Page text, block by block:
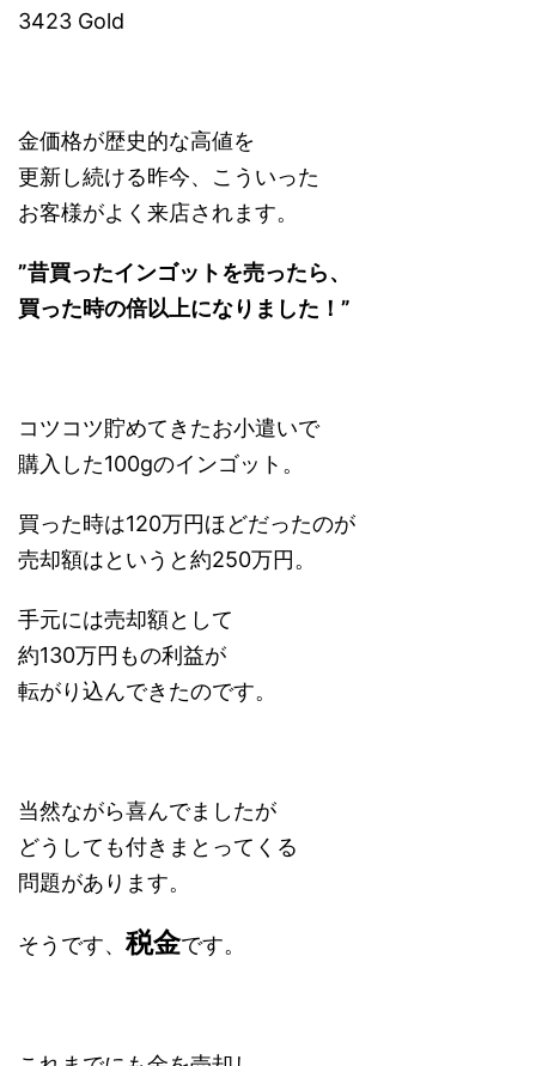
3423 Gold
金価格が歴史的な高値を
更新し続ける昨今、こういった
お客様がよく来店されます。
”昔買ったインゴットを売ったら、
買った時の倍以上になりました！”
コツコツ貯めてきたお小遣いで
購入した100gのインゴット。
買った時は120万円ほどだったのが
売却額はというと約250万円。
手元には売却額として
約130万円もの利益が
転がり込んできたのです。
当然ながら喜んでましたが
どうしても付きまとってくる
問題があります。
そうです、 税金です。